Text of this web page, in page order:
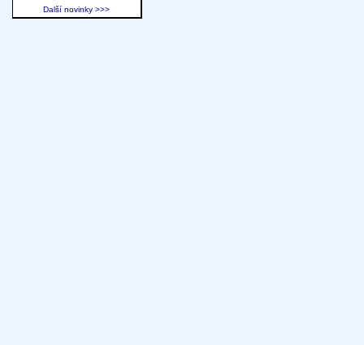
Další novinky >>>